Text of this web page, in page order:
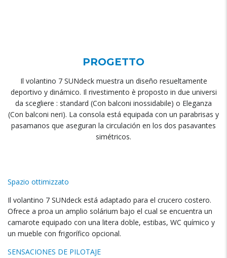
PROGETTO
Il volantino 7 SUNdeck muestra un diseño resueltamente
deportivo y dinámico. Il rivestimento è proposto in due universi
da scegliere : standard (Con balconi inossidabile) o Eleganza
(Con balconi neri). La consola está equipada con un parabrisas y
pasamanos que aseguran la circulación en los dos pasavantes
simétricos.
Spazio ottimizzato
Il volantino 7 SUNdeck está adaptado para el crucero costero.
Ofrece a proa un amplio solárium bajo el cual se encuentra un
camarote equipado con una litera doble, estibas, WC químico y
un mueble con frigorífico opcional.
SENSACIONES DE PILOTAJE